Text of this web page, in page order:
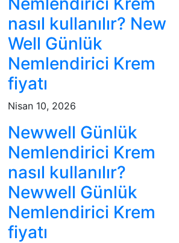
nasıl kullanılır? New
Well Günlük
Nemlendirici Krem
fiyatı
Nisan 10, 2026
Newwell Günlük
Nemlendirici Krem
nasıl kullanılır?
Newwell Günlük
Nemlendirici Krem
fiyatı